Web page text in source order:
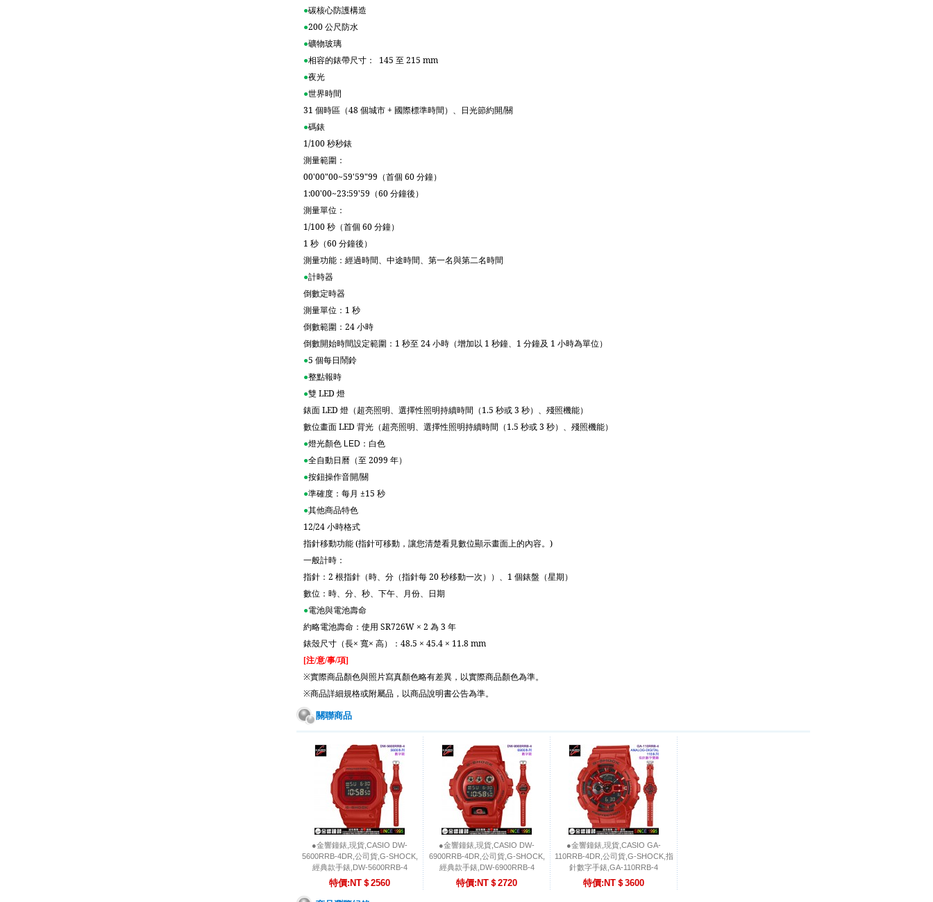
●碳核心防護構造
●200公尺防水
●礦物玻璃
●相容的錶帶尺寸： 145 至 215 mm
●夜光
●世界時間
31 個時區（48個城市+ 國際標準時間）、日光節約開/關
●碼錶
1/100秒秒錶
測量範圍：
00'00"00~59'59"99 （首個 60分鐘）
1:00'00~23:59'59 （60分鐘後）
測量單位：
1/100秒（首個 60分鐘）
1 秒（60分鐘後）
測量功能：經過時間、中途時間、第一名與第二名時間
●計時器
倒數定時器
測量單位： 1 秒
倒數範圍： 24小時
倒數開始時間設定範圍： 1 秒至 24小時（增加以 1 秒鐘、 1 分鐘及 1 小時為單位）
●5 個每日鬧鈴
●整點報時
●雙LED 燈
錶面LED 燈（超亮照明、選擇性照明持續時間（1.5 秒或3 秒）、殘照機能）
數位畫面LED 背光（超亮照明、選擇性照明持續時間（1.5 秒或3 秒）、殘照機能）
●燈光顏色 LED ：白色
●全自動日曆（至 2099 年）
●按鈕操作音開/關
●準確度：每月 ±15 秒
●其他商品特色
12/24小時格式
指針移動功能(指針可移動，讓您清楚看見數位顯示畫面上的內容。 )
一般計時：
指針： 2 根指針（時、分（指針每20秒移動一次））、 1 個錶盤（星期）
數位：時、分、秒、下午、月份、日期
●電池與電池壽命
約略電池壽命：使用 SR726W × 2 為3 年
錶殼尺寸（長× 寬× 高）： 48.5 × 45.4 × 11.8 mm
[注/意/事/項]
※實際商品顏色與照片寫真顏色略有差異，以實際商品顏色為準。
※商品詳細規格或附屬品，以商品說明書公告為準。
關聯商品
●金響鐘錶,現貨,CASIO DW-
5600RRB-4DR,公司貨,G-SHOCK,
經典款手錶,DW-5600RRB-4
特價:NT＄2560
●金響鐘錶,現貨,CASIO DW-
6900RRB-4DR,公司貨,G-SHOCK,
經典款手錶,DW-6900RRB-4
特價:NT＄2720
●金響鐘錶,現貨,CASIO GA-
110RRB-4DR,公司貨,G-SHOCK,指
針數字手錶,GA-110RRB-4
特價:NT＄3600